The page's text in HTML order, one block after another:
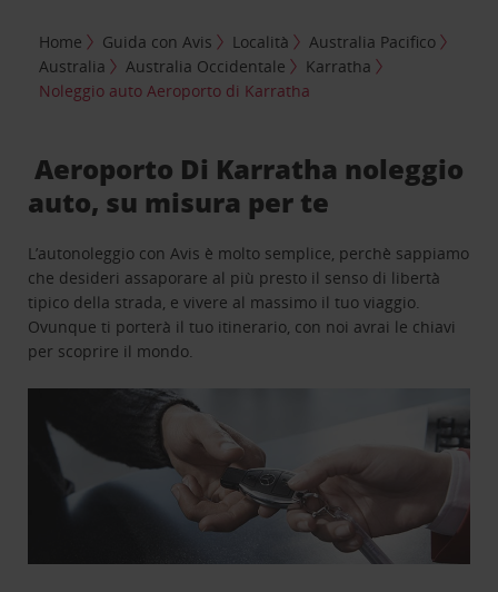
Home Guida con Avis Località
Australia Pacifico
Australia
Australia Occidentale
Karratha
Noleggio auto Aeroporto di Karratha
Aeroporto Di Karratha noleggio
auto, su misura per te
L’autonoleggio con Avis è molto semplice, perchè sappiamo
che desideri assaporare al più presto il senso di libertà
tipico della strada, e vivere al massimo il tuo viaggio.
Ovunque ti porterà il tuo itinerario, con noi avrai le chiavi
per scoprire il mondo.